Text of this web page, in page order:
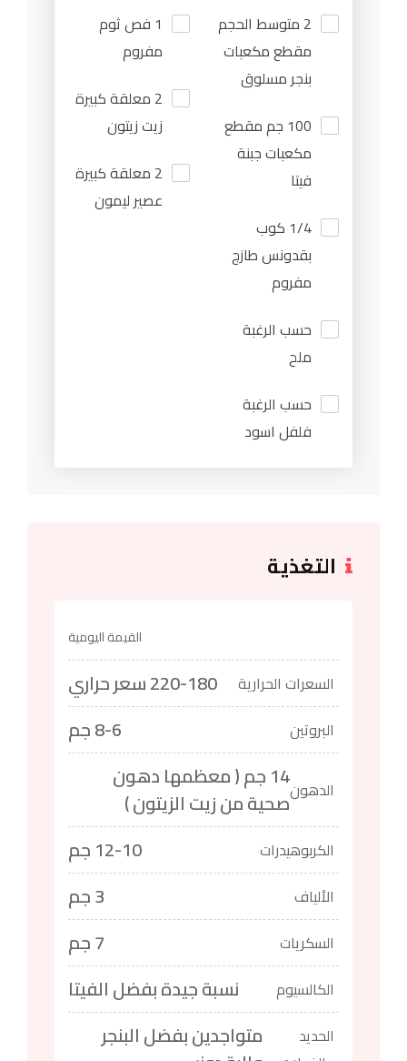
2 متوسط الحجم
مقطع مكعبات
بنجر مسلوق
100 جم مقطع
مكعبات جبنة
فيتا
1/4 كوب
بقدونس طازج
مفروم
حسب الرغبة
ملح
حسب الرغبة
فلفل اسود
1 فص ثوم
مفروم
2 معلقة كبيرة
زيت زيتون
2 معلقة كبيرة
عصير ليمون
التغذية
القيمة اليومية
السعرات الحرارية 220-180 سعر حراري
البروتين 8-6 جم
الدهون
14 جم ( معظمها دهون
صحية من زيت الزيتون )
الكربوهيدرات 12-10 جم
الألياف
السكريات
الكالسيوم نسبة جيدة بفضل الفيتا
الحديد
متواجدين بفضل البنجر